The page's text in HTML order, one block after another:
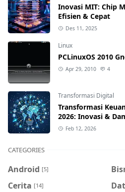
Inovasi MIT: Chip
Efisien & Cepat
Des 11, 2025
Linux
PCLinuxOS 2010
Apr 29, 2010 4
Transformasi Digital
Transformasi
2026: Inovasi &
Feb 12, 2026
CATEGORIES
Android [5]
Cerita [14]